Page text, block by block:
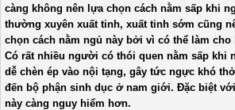
càng không nên lựa chọn cách nằm sấp khi
thường xuyên xuất tinh, xuất tinh sớm cũng
chọn cách nằm ngủ này bởi vì có thể làm cho
Có rất nhiều người có thói quen nằm sấp khi
dễ chèn ép vào nội tạng, gây tức ngực khó
đến bộ phận sinh dục ở nam giới. Đặc biệt
này càng nguy hiểm hơn.